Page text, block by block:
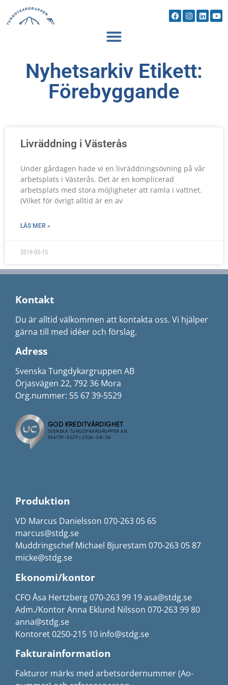
Nyhetsarkiv Etikett:
Förebyggande
Livräddning i Västerås
Under gårdagen hade vi en livräddningsövning på vår
arbetsplats i Västerås. Det är en komplicerad
arbetsplats med stora möjligheter att ramla i vattnet.
(Vilket för övrigt alltid är en av
LÄS MER »
2019-05-15
Kontakt
Du är alltid välkommen att kontakta oss. Vi hjälper
gärna till med idéer och förslag.
Adress
Svenska Tungdykargruppen AB
Örjasvägen 22, 792 36 Mora
Org.nummer: 55 67 39-5529
Produktion
VD Marcus Danielsson 070-263 05 65
marcus@stdg.se
Muddringschef Michael Bjurestam 070-263 05 87
micke@stdg.se
Ekonomi/kontor
CFO Åsa Hertzberg 070-263 99 19 asa@stdg.se
Adm./Kontor Anna Eklund Nilsson 070-263 99 80
anna@stdg.se
Kontoret 0250-215 10 info@stdg.se
Fakturainformation
Fakturor märks med arbetsordernummer (Ao-